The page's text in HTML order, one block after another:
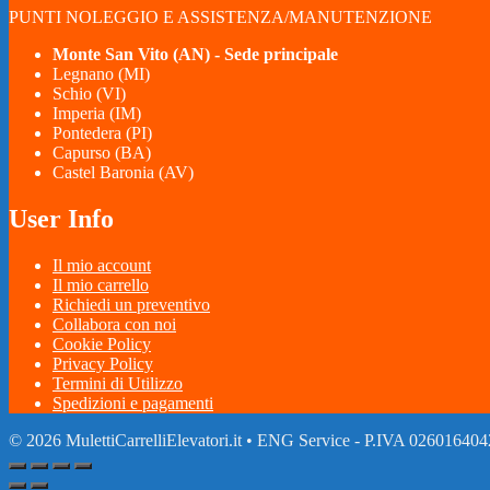
PUNTI NOLEGGIO E ASSISTENZA/MANUTENZIONE
Monte San Vito (AN) - Sede principale
Legnano (MI)
Schio (VI)
Imperia (IM)
Pontedera (PI)
Capurso (BA)
Castel Baronia (AV)
User Info
Il mio account
Il mio carrello
Richiedi un preventivo
Collabora con noi
Cookie Policy
Privacy Policy
Termini di Utilizzo
Spedizioni e pagamenti
© 2026 MulettiCarrelliElevatori.it • ENG Service - P.IVA